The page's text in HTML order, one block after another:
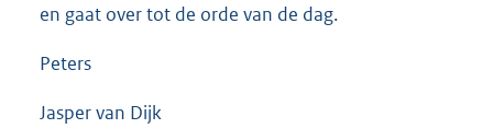
en gaat over tot de orde van de dag.
Peters
Jasper van Dijk